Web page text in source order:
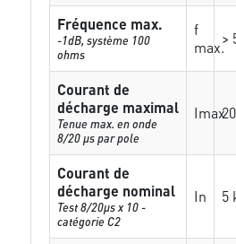
Fréquence max.
-1dB, système 100
ohms
f
max.>
Courant de
décharge maximal
Tenue max. en onde
8/20 µs par pole
Imax
Courant de
décharge nominal
Test 8/20µs x 10 -
catégorie C2
In 5